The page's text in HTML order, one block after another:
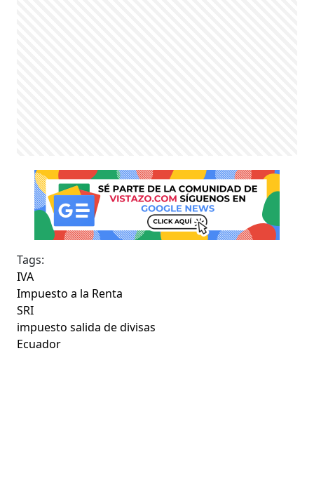
Tags:
IVA
Impuesto a la Renta
SRI
impuesto salida de divisas
Ecuador